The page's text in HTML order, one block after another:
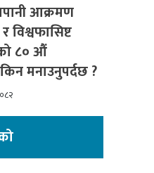
आक्रमण
विश्वफासिष्ट
८० औं
मनाउनुपर्दछ ?